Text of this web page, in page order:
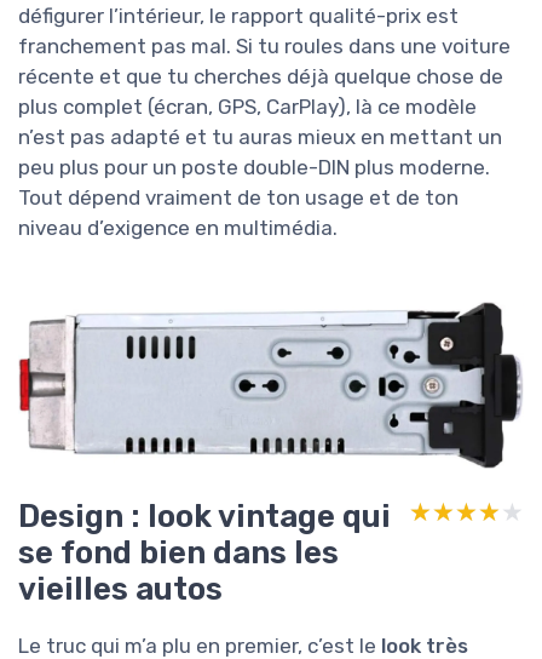
défigurer l’intérieur, le rapport qualité-prix est
franchement pas mal. Si tu roules dans une voiture
récente et que tu cherches déjà quelque chose de
plus complet (écran, GPS, CarPlay), là ce modèle
n’est pas adapté et tu auras mieux en mettant un
peu plus pour un poste double-DIN plus moderne.
Tout dépend vraiment de ton usage et de ton
niveau d’exigence en multimédia.
Design : look vintage qui
se fond bien dans les
vieilles autos
★★★★★
★★★★★
Le truc qui m’a plu en premier, c’est le look très